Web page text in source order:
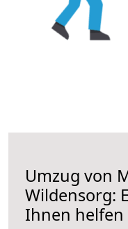
Umzug von
Wildensorg:
Ihnen